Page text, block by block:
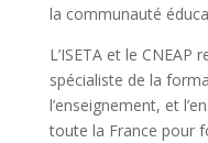
la communauté
L’ISETA et le CNEAP
spécialiste de la
l’enseignement, et
toute la France pour